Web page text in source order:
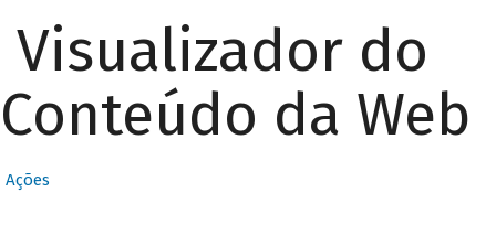
Visualizador do
Conteúdo da Web
Ações